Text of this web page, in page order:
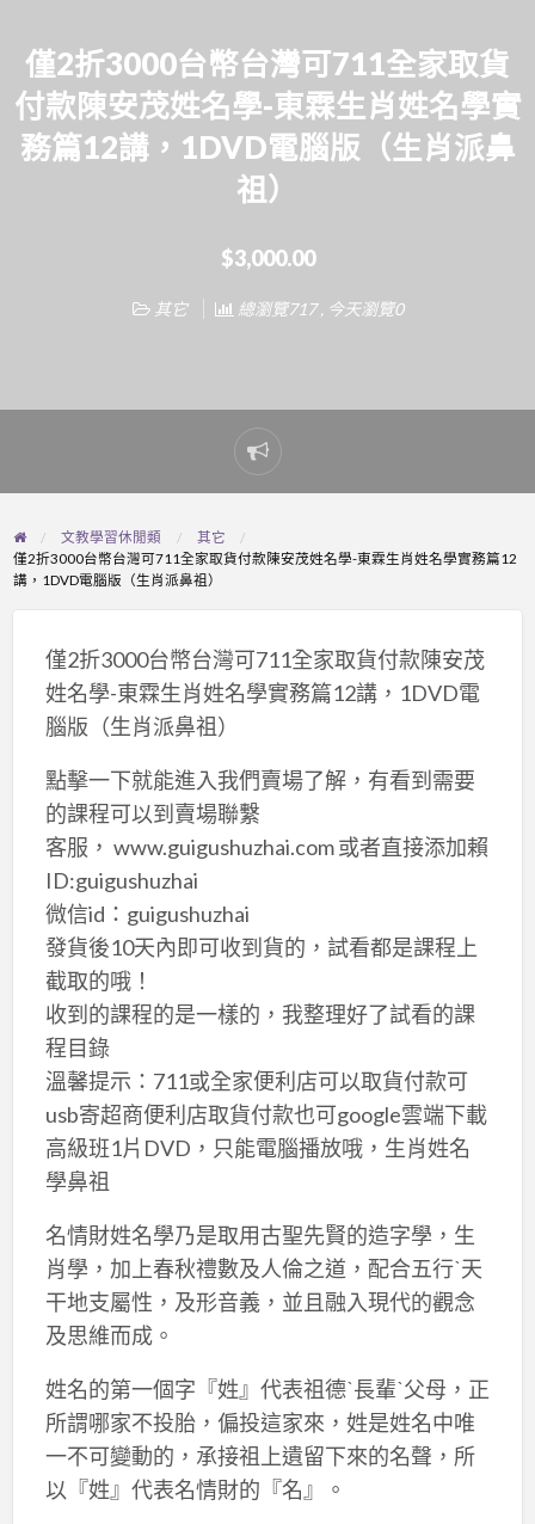
僅2折3000台幣台灣可711全家取貨
付款陳安茂姓名學-東霖生肖姓名學實
務篇12講，1DVD電腦版（生肖派鼻
祖）
$3,000.00
其它 總瀏覽717 , 今天瀏覽0
Report
problem
文教學習休閒類
其它
僅2折3000台幣台灣可711全家取貨付款陳安茂姓名學-東霖生肖姓名學實務篇12
講，1DVD電腦版（生肖派鼻祖）
僅2折3000台幣台灣可711全家取貨付款陳安茂
姓名學-東霖生肖姓名學實務篇12講，1DVD電
腦版（生肖派鼻祖）
點擊一下就能進入我們賣場了解，有看到需要
的課程可以到賣場聯繫
客服， www.guigushuzhai.com 或者直接添加賴
ID:guigushuzhai
微信id：guigushuzhai
發貨後10天內即可收到貨的，試看都是課程上
截取的哦！
收到的課程的是一樣的，我整理好了試看的課
程目錄
溫馨提示：711或全家便利店可以取貨付款可
usb寄超商便利店取貨付款也可google雲端下載
高級班1片DVD，只能電腦播放哦，生肖姓名
學鼻祖
名情財姓名學乃是取用古聖先賢的造字學，生
肖學，加上春秋禮數及人倫之道，配合五行ˋ天
干地支屬性，及形音義，並且融入現代的觀念
及思維而成。
姓名的第一個字『姓』代表祖德ˋ長輩ˋ父母，正
所謂哪家不投胎，偏投這家來，姓是姓名中唯
一不可變動的，承接祖上遺留下來的名聲，所
以『姓』代表名情財的『名』。